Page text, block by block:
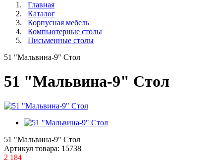
Главная
Каталог
Корпусная мебель
Компьютерные столы
Письменные столы
51 "Мальвина-9" Стол
51 "Мальвина-9" Стол
51 "Мальвина-9" Стол
Артикул товара: 15738
2 184